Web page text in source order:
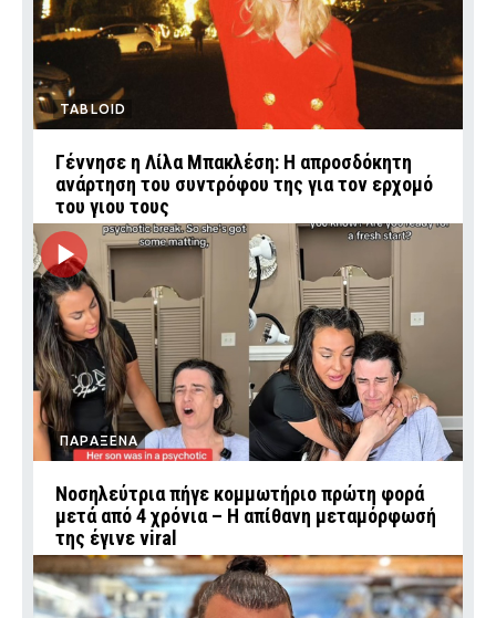
TABLOID
Γέννησε η Λίλα Μπακλέση: Η απροσδόκητη
ανάρτηση του συντρόφου της για τον ερχομό
του γιου τους
ΠΑΡΑΞΕΝΑ
Νοσηλεύτρια πήγε κομμωτήριο πρώτη φορά
μετά από 4 χρόνια – Η απίθανη μεταμόρφωσή
της έγινε viral